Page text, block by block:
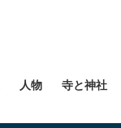
人物 寺と神社